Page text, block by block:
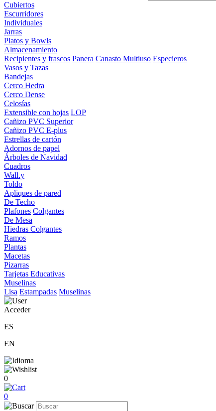
Cubiertos
Escurridores
Individuales
Jarras
Platos y Bowls
Almacenamiento
Recipientes y frascos Panera Canasto Multiuso Especieros
Vasos y Tazas
Bandejas
Cerco Hedra
Cerco Dense
Celosías
Extensible con hojas LOP
Cañizo PVC Superior
Cañizo PVC E-plus
Estrellas de cartón
Adornos de papel
Árboles de Navidad
Cuadros
Wall.y
Toldo
Apliques de pared
De Techo
Plafones Colgantes
De Mesa
Hiedras Colgantes
Ramos
Plantas
Macetas
Pizarras
Tarjetas Educativas
Muselinas
Lisa Estampadas Muselinas
Acceder
ES
EN
0
0